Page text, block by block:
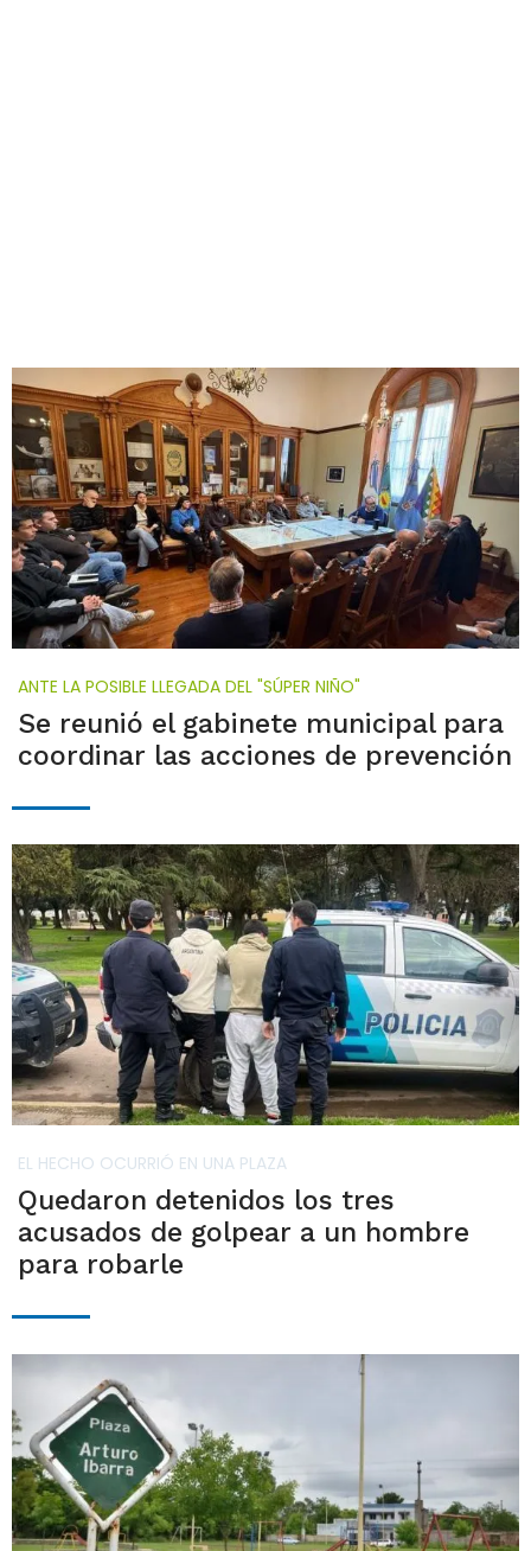
ANTE LA POSIBLE LLEGADA DEL "SÚPER NIÑO"
Se reunió el gabinete municipal para
coordinar las acciones de prevención
EL HECHO OCURRIÓ EN UNA PLAZA
Quedaron detenidos los tres
acusados de golpear a un hombre
para robarle